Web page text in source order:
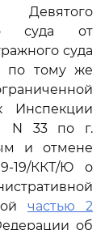
Девятого
суда от
суда
по тому же
Инспекции
N 33 по г.
и отмене
19/ККТ/Ю о
частью 2
об